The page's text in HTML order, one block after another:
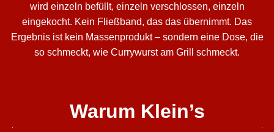
wird einzeln befüllt, einzeln verschlossen, einzeln
eingekocht. Kein Fließband, das das übernimmt. Das
Ergebnis ist kein Massenprodukt – sondern eine Dose, die
so schmeckt, wie Currywurst am Grill schmeckt.
Warum Klein’s